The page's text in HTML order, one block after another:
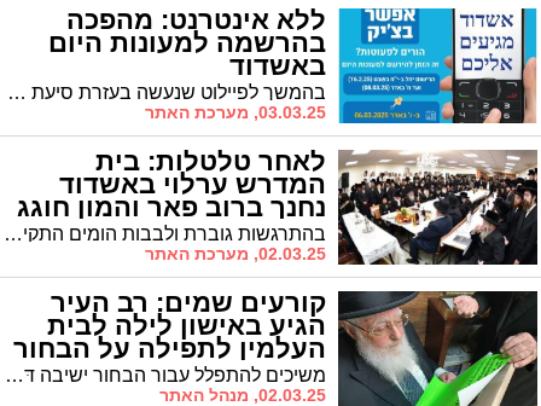
ללא אינטרנט: מהפכה
בהרשמה למעונות היום
באשדוד
בהמשך לפיילוט שנעשה בעזרת סיעת ׳אגודת ישראל׳ באשדוד לפני מספר שבועות בסיוע להורים שהתקשו בבקשה לסבסוד מעונות היום, היום נמשך הפיילוט ומשרד העבודה, באמצעות האגף למעונות יום, מודיע על שירות חדש וחשוב לתושבי אשדוד: סיוע ברישום למעונות יום לשנת הלימודים תשפ”ו ללא צורך בשימוש באינטרנט
03.03.25, מערכת האתר
לאחר טלטלות: בית
המדרש ערלוי באשדוד
נחנך ברוב פאר והמון חוגג
בהתרגשות גוברת ולבבות הומים התקיים באשדוד מעמד חנוכת הבית וקביעת המזוזות לביהמ"ד 'יד סופר' ערלוי בראשות כ"ק מרן אדמו"ר שליט"א. בית המדרש נחנך ברח' התלמוד ברובע ז' ומהווה תל תלפיות לכל
02.03.25, מערכת האתר
קורעים שמים: רב העיר
הגיע באישון לילה לבית
העלמין לתפילה על הבחור
הנמצא בסכנה (וידאו) משיכים להתפלל עבור הבחור ישיבה דָּוִיד יְהוֹנָתָן בֶּן בְּרוּרְיָה בתושח"י: המרא דאתרא הגר"ח פינטו הורה בחצות לילה בליל שישי לקרוא את ספר התהילים לזכותו וקרא להתחזק שלא לשיח שיחת חולין בבית הכנסת לזכותו
02.03.25, מנהל האתר